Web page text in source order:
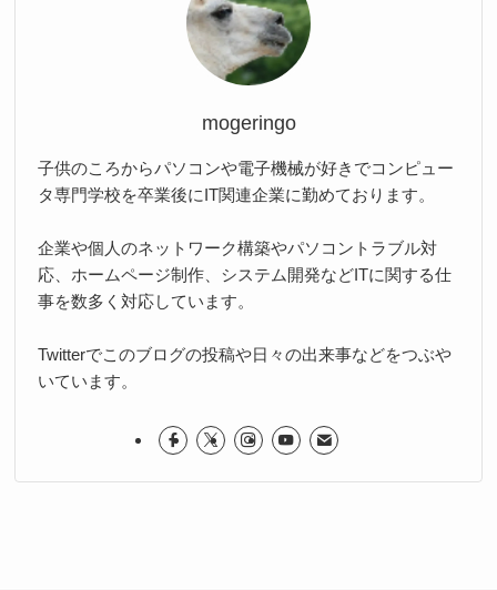
mogeringo
子供のころからパソコンや電子機械が好きでコンピュー
タ専門学校を卒業後にIT関連企業に勤めております。
企業や個人のネットワーク構築やパソコントラブル対
応、ホームページ制作、システム開発などITに関する仕
事を数多く対応しています。
Twitterでこのブログの投稿や日々の出来事などをつぶや
いています。